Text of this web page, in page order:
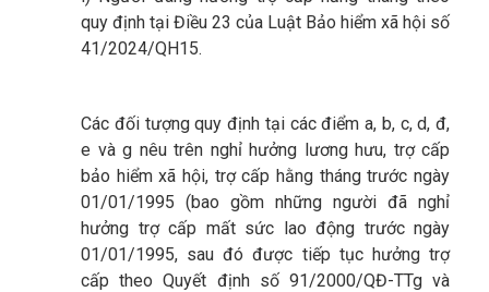
quy định tại Điều 23 của Luật Bảo hiểm xã hội số
41/2024/QH15.
Các đối tượng quy định tại các điểm a, b, c, d, đ,
e và g nêu trên nghỉ hưởng lương hưu, trợ cấp
bảo hiểm xã hội, trợ cấp hằng tháng trước ngày
01/01/1995 (bao gồm những người đã nghỉ
hưởng trợ cấp mất sức lao động trước ngày
01/01/1995, sau đó được tiếp tục hưởng trợ
cấp theo Quyết định số 91/2000/QĐ-TTg và